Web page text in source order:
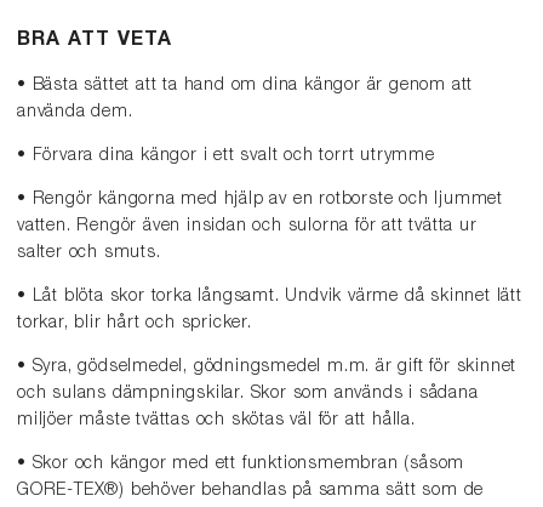
BRA ATT VETA
• Bästa sättet att ta hand om dina kängor är genom att
använda dem.
• Förvara dina kängor i ett svalt och torrt utrymme
• Rengör kängorna med hjälp av en rotborste och ljummet
vatten. Rengör även insidan och sulorna för att tvätta ur
salter och smuts.
• Låt blöta skor torka långsamt. Undvik värme då skinnet lätt
torkar, blir hårt och spricker.
• Syra, gödselmedel, gödningsmedel m.m. är gift för skinnet
och sulans dämpningskilar. Skor som används i sådana
miljöer måste tvättas och skötas väl för att hålla.
• Skor och kängor med ett funktionsmembran (såsom
GORE-TEX®) behöver behandlas på samma sätt som de